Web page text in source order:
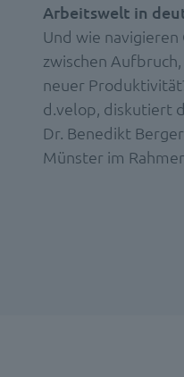
Arbeitswelt in
Und wie
zwischen
neuer
d.velop, diskutiert
Dr. Benedikt
Münster im